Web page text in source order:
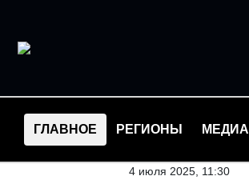
ГЛАВНОЕ РЕГИОНЫ МЕДИА
4 июля 2025, 11:30